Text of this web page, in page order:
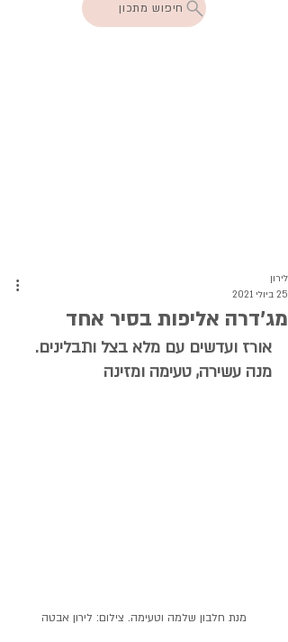
חיפוש מתכון
מג'דרה אליפות בסיר אחד
לירון
25 ביולי 2021
אורז ועדשים עם מלא בצל ותבלינים.
מנה עשירה, טעימה ומזינה
מנת חלבון שלמה וטעימה. צילום: לירון אבטה